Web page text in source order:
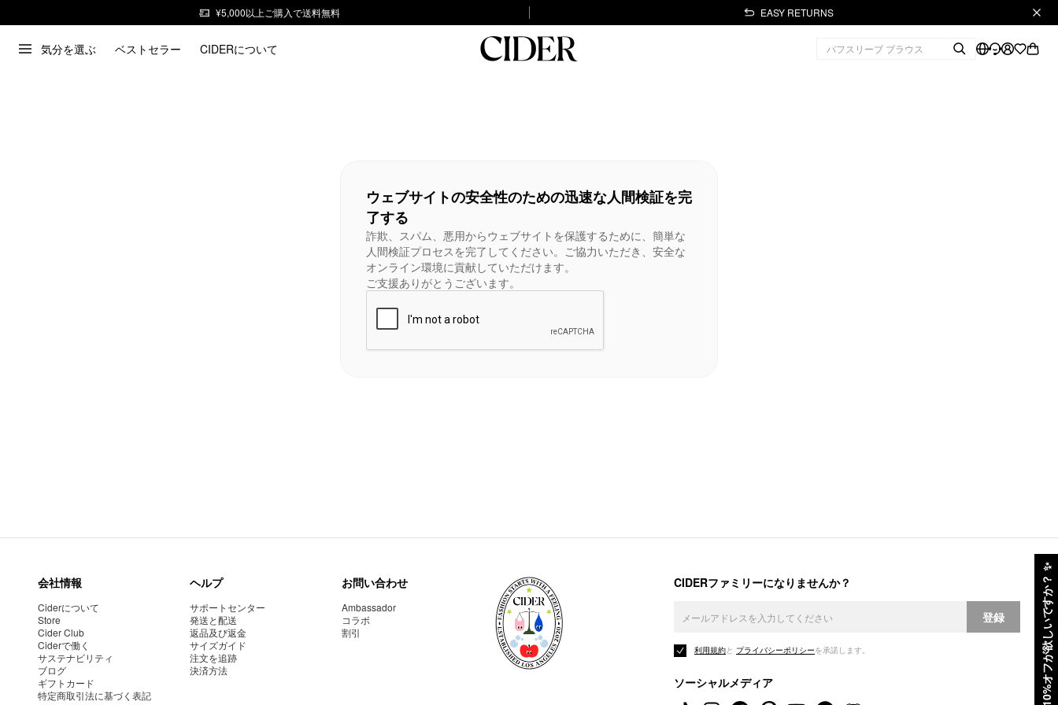
¥5,000以上ご購入で送料無料 EASY RETURNS
気分を選ぶ ベストセラー CIDERについて
10%オフが欲しいですか？
✨
ウェブサイトの安全性のための迅速な人間検証を完
了する
詐欺、スパム、悪用からウェブサイトを保護するために、簡単な
人間検証プロセスを完了してください。ご協力いただき、安全な
オンライン環境に貢献していただけます。
ご支援ありがとうございます。
会社情報
Ciderについて
Store
Cider Club
Ciderで働く
サステナビリティ
ブログ
ギフトカード
特定商取引法に基づく表記
ヘルプ
サポートセンター
発送と配送
返品及び返金
サイズガイド
注文を追跡
決済方法
お問い合わせ
Ambassador
コラボ
割引
CIDERファミリーになりませんか？
登録
利用規約と プライバシーポリシーを承諾します。
ソーシャルメディア